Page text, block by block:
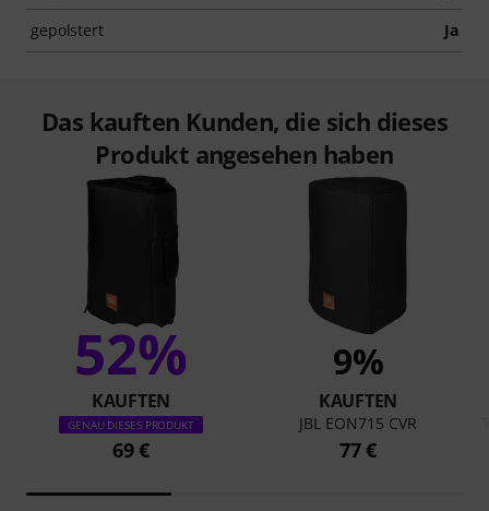
gepolstert Ja
Das kauften Kunden, die sich dieses
Produkt angesehen haben
52%
KAUFTEN
GENAU DIESES PRODUKT
69 €
9%
KAUFTEN
JBL EON715 CVR
77 €